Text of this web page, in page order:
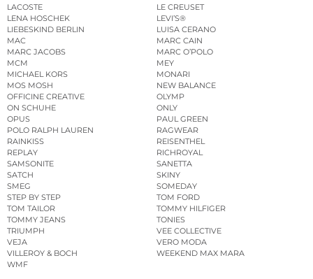
LACOSTE
LE CREUSET
LENA HOSCHEK
LEVI’S®
LIEBESKIND BERLIN
LUISA CERANO
MAC
MARC CAIN
MARC JACOBS
MARC O’POLO
MCM
MEY
MICHAEL KORS
MONARI
MOS MOSH
NEW BALANCE
OFFICINE CREATIVE
OLYMP
ON SCHUHE
ONLY
OPUS
PAUL GREEN
POLO RALPH LAUREN
RAGWEAR
RAINKISS
REISENTHEL
REPLAY
RICHROYAL
SAMSONITE
SANETTA
SATCH
SKINY
SMEG
SOMEDAY
STEP BY STEP
TOM FORD
TOM TAILOR
TOMMY HILFIGER
TOMMY JEANS
TONIES
TRIUMPH
VEE COLLECTIVE
VEJA
VERO MODA
VILLEROY & BOCH
WEEKEND MAX MARA
WMF